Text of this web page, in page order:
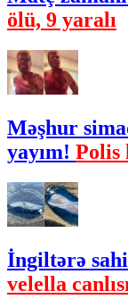
ölü, 9 yaralı
Məşhur
yayım! Polis
İngiltərə
velella